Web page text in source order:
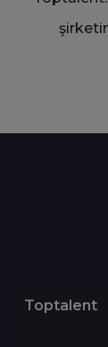
Toptalent